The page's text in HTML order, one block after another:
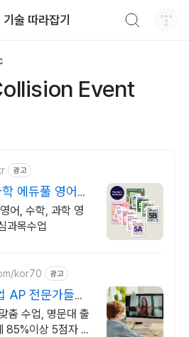
술 따라잡기
Event
광고
에듀풀 영어로
어, 수학, 과학 영
과목수업
kor70 광고
AP 전문가들의
춤 수업, 명문대 출
85%이상 5점자 배